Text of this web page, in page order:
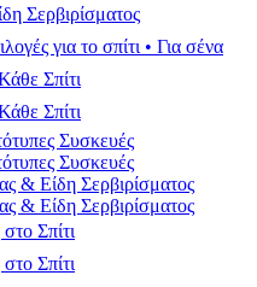
Σερβιρίσματος
για το σπίτι • Για σένα
Σπίτι
Σπίτι
Συσκευές
Συσκευές
& Είδη Σερβιρίσματος
& Είδη Σερβιρίσματος
Σπίτι
Σπίτι